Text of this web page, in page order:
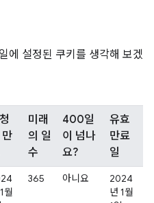
에 설정된 쿠키를 생각해 보겠
만
미래
의 일
수
400일
이 넘나
요?
유효
만료
일
월
365 아니요
2024
년 1월